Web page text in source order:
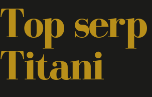
Top
Titani